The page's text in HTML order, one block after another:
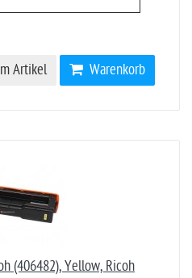
Warenkorb
Artikel
(406482), Yellow, Ricoh